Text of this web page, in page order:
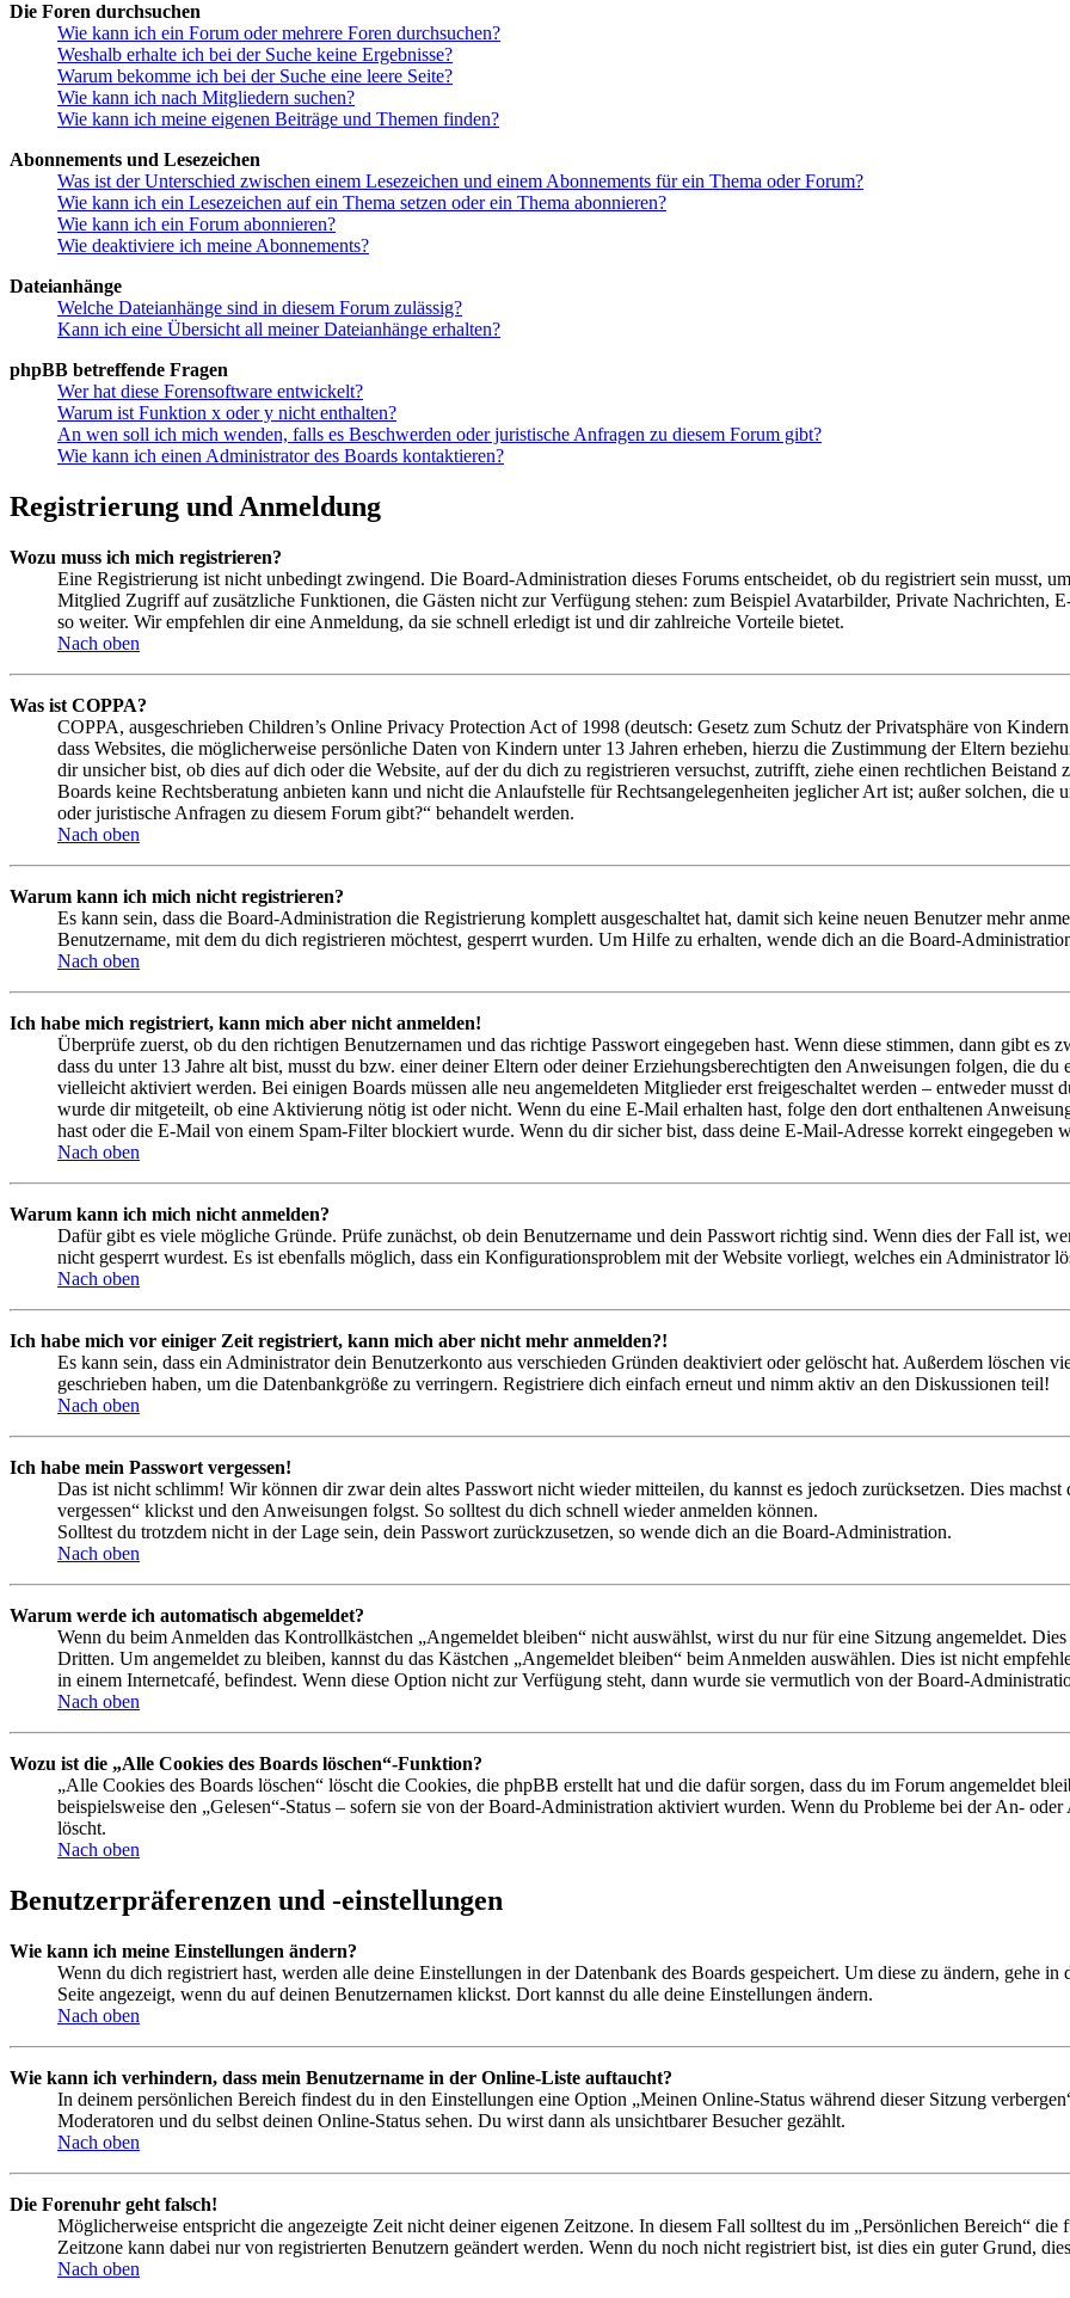
Die Foren durchsuchen
Wie kann ich ein Forum oder mehrere Foren durchsuchen?
Weshalb erhalte ich bei der Suche keine Ergebnisse?
Warum bekomme ich bei der Suche eine leere Seite?
Wie kann ich nach Mitgliedern suchen?
Wie kann ich meine eigenen Beiträge und Themen finden?
Abonnements und Lesezeichen
Was ist der Unterschied zwischen einem Lesezeichen und einem Abonnements für ein Thema oder Forum?
Wie kann ich ein Lesezeichen auf ein Thema setzen oder ein Thema abonnieren?
Wie kann ich ein Forum abonnieren?
Wie deaktiviere ich meine Abonnements?
Dateianhänge
Welche Dateianhänge sind in diesem Forum zulässig?
Kann ich eine Übersicht all meiner Dateianhänge erhalten?
phpBB betreffende Fragen
Wer hat diese Forensoftware entwickelt?
Warum ist Funktion x oder y nicht enthalten?
An wen soll ich mich wenden, falls es Beschwerden oder juristische Anfragen zu diesem Forum gibt?
Wie kann ich einen Administrator des Boards kontaktieren?
Registrierung und Anmeldung
Wozu muss ich mich registrieren?
Eine Registrierung ist nicht unbedingt zwingend. Die Board-Administration dieses Forums entscheidet, ob du registriert sein musst,
Mitglied Zugriff auf zusätzliche Funktionen, die Gästen nicht zur Verfügung stehen: zum Beispiel Avatarbilder, Private Nachrichten,
so weiter. Wir empfehlen dir eine Anmeldung, da sie schnell erledigt ist und dir zahlreiche Vorteile bietet.
Nach oben
Was ist COPPA?
COPPA, ausgeschrieben Children’s Online Privacy Protection Act of 1998 (deutsch: Gesetz zum Schutz der Privatsphäre von
dass Websites, die möglicherweise persönliche Daten von Kindern unter 13 Jahren erheben, hierzu die Zustimmung der Eltern
dir unsicher bist, ob dies auf dich oder die Website, auf der du dich zu registrieren versuchst, zutrifft, ziehe einen rechtlichen
Boards keine Rechtsberatung anbieten kann und nicht die Anlaufstelle für Rechtsangelegenheiten jeglicher Art ist; außer solchen,
oder juristische Anfragen zu diesem Forum gibt?“ behandelt werden.
Nach oben
Warum kann ich mich nicht registrieren?
Es kann sein, dass die Board-Administration die Registrierung komplett ausgeschaltet hat, damit sich keine neuen Benutzer mehr
Benutzername, mit dem du dich registrieren möchtest, gesperrt wurden. Um Hilfe zu erhalten, wende dich an die Board-
Nach oben
Ich habe mich registriert, kann mich aber nicht anmelden!
Überprüfe zuerst, ob du den richtigen Benutzernamen und das richtige Passwort eingegeben hast. Wenn diese stimmen, dann gibt es
dass du unter 13 Jahre alt bist, musst du bzw. einer deiner Eltern oder deiner Erziehungsberechtigten den Anweisungen folgen, die
vielleicht aktiviert werden. Bei einigen Boards müssen alle neu angemeldeten Mitglieder erst freigeschaltet werden – entweder musst
wurde dir mitgeteilt, ob eine Aktivierung nötig ist oder nicht. Wenn du eine E-Mail erhalten hast, folge den dort enthaltenen
hast oder die E-Mail von einem Spam-Filter blockiert wurde. Wenn du dir sicher bist, dass deine E-Mail-Adresse korrekt eingegeben
Nach oben
Warum kann ich mich nicht anmelden?
Dafür gibt es viele mögliche Gründe. Prüfe zunächst, ob dein Benutzername und dein Passwort richtig sind. Wenn dies der Fall ist,
nicht gesperrt wurdest. Es ist ebenfalls möglich, dass ein Konfigurationsproblem mit der Website vorliegt, welches ein Administrator
Nach oben
Ich habe mich vor einiger Zeit registriert, kann mich aber nicht mehr anmelden?!
Es kann sein, dass ein Administrator dein Benutzerkonto aus verschieden Gründen deaktiviert oder gelöscht hat. Außerdem löschen
geschrieben haben, um die Datenbankgröße zu verringern. Registriere dich einfach erneut und nimm aktiv an den Diskussionen teil!
Nach oben
Ich habe mein Passwort vergessen!
Das ist nicht schlimm! Wir können dir zwar dein altes Passwort nicht wieder mitteilen, du kannst es jedoch zurücksetzen. Dies
vergessen“ klickst und den Anweisungen folgst. So solltest du dich schnell wieder anmelden können.
Solltest du trotzdem nicht in der Lage sein, dein Passwort zurückzusetzen, so wende dich an die Board-Administration.
Nach oben
Warum werde ich automatisch abgemeldet?
Wenn du beim Anmelden das Kontrollkästchen „Angemeldet bleiben“ nicht auswählst, wirst du nur für eine Sitzung angemeldet.
Dritten. Um angemeldet zu bleiben, kannst du das Kästchen „Angemeldet bleiben“ beim Anmelden auswählen. Dies ist nicht
in einem Internetcafé, befindest. Wenn diese Option nicht zur Verfügung steht, dann wurde sie vermutlich von der Board-
Nach oben
Wozu ist die „Alle Cookies des Boards löschen“-Funktion?
„Alle Cookies des Boards löschen“ löscht die Cookies, die phpBB erstellt hat und die dafür sorgen, dass du im Forum angemeldet
beispielsweise den „Gelesen“-Status – sofern sie von der Board-Administration aktiviert wurden. Wenn du Probleme bei der An-
löscht.
Nach oben
Benutzerpräferenzen und -einstellungen
Wie kann ich meine Einstellungen ändern?
Wenn du dich registriert hast, werden alle deine Einstellungen in der Datenbank des Boards gespeichert. Um diese zu ändern, gehe
Seite angezeigt, wenn du auf deinen Benutzernamen klickst. Dort kannst du alle deine Einstellungen ändern.
Nach oben
Wie kann ich verhindern, dass mein Benutzername in der Online-Liste auftaucht?
In deinem persönlichen Bereich findest du in den Einstellungen eine Option „Meinen Online-Status während dieser Sitzung
Moderatoren und du selbst deinen Online-Status sehen. Du wirst dann als unsichtbarer Besucher gezählt.
Nach oben
Die Forenuhr geht falsch!
Möglicherweise entspricht die angezeigte Zeit nicht deiner eigenen Zeitzone. In diesem Fall solltest du im „Persönlichen Bereich“
Zeitzone kann dabei nur von registrierten Benutzern geändert werden. Wenn du noch nicht registriert bist, ist dies ein guter Grund,
Nach oben